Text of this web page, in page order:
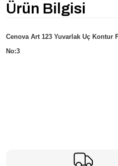
Ürün Bilgisi
Cenova Art 123 Yuvarlak Uç Kontur
No:3